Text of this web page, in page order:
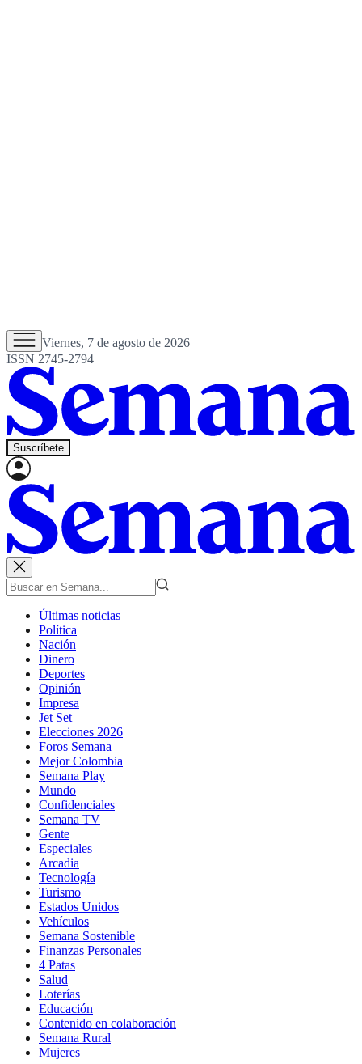
Viernes, 7 de agosto de 2026
ISSN 2745-2794
Suscríbete
Últimas noticias
Política
Nación
Dinero
Deportes
Opinión
Impresa
Jet Set
Elecciones 2026
Foros Semana
Mejor Colombia
Semana Play
Mundo
Confidenciales
Semana TV
Gente
Especiales
Arcadia
Tecnología
Turismo
Estados Unidos
Vehículos
Semana Sostenible
Finanzas Personales
4 Patas
Salud
Loterías
Educación
Contenido en colaboración
Semana Rural
Mujeres